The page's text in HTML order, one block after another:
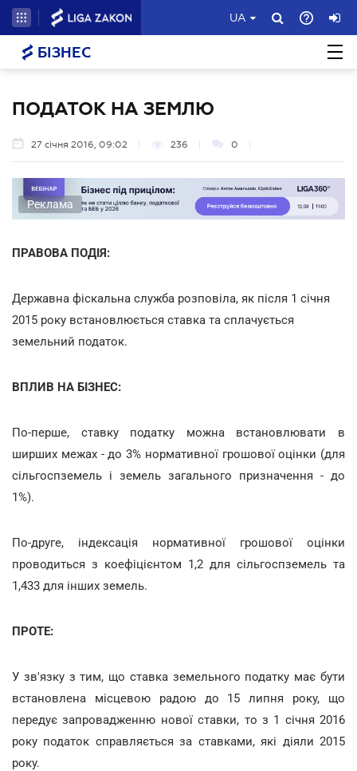
UA
БІЗНЕС
ПОДАТОК НА ЗЕМЛЮ
27 січня 2016, 09:02 236 0
Реклама
ПРАВОВА ПОДІЯ:
Державна фіскальна служба розповіла, як після 1 січня
2015 року встановлюється ставка та сплачується
земельний податок.
ВПЛИВ НА БІЗНЕС:
По-перше, ставку податку можна встановлювати в
ширших межах - до 3% нормативної грошової оцінки (для
сільгоспземель і земель загального призначення - до
1%).
По-друге, індексація нормативної грошової оцінки
проводиться з коефіцієнтом 1,2 для сільгоспземель та
1,433 для інших земель.
ПРОТЕ:
У зв'язку з тим, що ставка земельного податку має бути
встановлена місцевою радою до 15 липня року, що
передує запровадженню нової ставки, то з 1 січня 2016
року податок справляється за ставками, які діяли 2015
року.